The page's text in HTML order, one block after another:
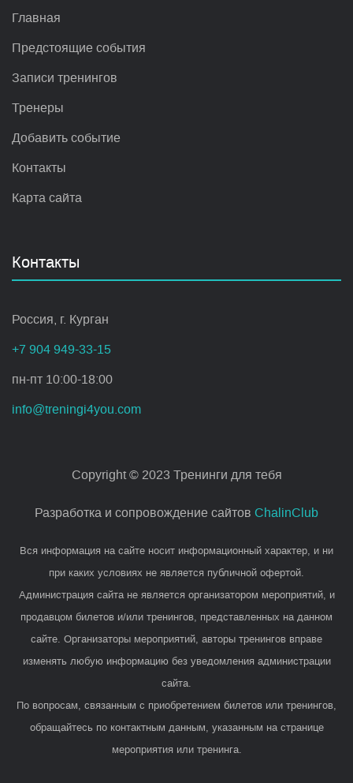
Главная
Предстоящие события
Записи тренингов
Тренеры
Добавить событие
Контакты
Карта сайта
Контакты
Россия, г. Курган
+7 904 949-33-15
пн-пт 10:00-18:00
info@treningi4you.com
Copyright © 2023 Тренинги для тебя
Разработка и сопровождение сайтов ChalinClub
Вся информация на сайте носит информационный характер, и ни
при каких условиях не является публичной офертой.
Администрация сайта не является организатором мероприятий, и
продавцом билетов и/или тренингов, представленных на данном
сайте. Организаторы мероприятий, авторы тренингов вправе
изменять любую информацию без уведомления администрации
сайта.
По вопросам, связанным с приобретением билетов или тренингов,
обращайтесь по контактным данным, указанным на странице
мероприятия или тренинга.